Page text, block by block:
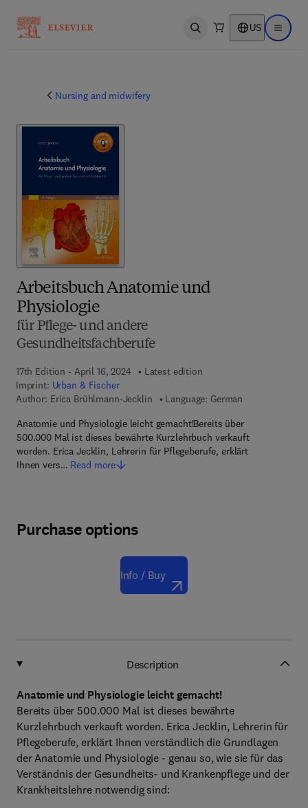
Open search US Open
Nursing and midwifery
Arbeitsbuch Anatomie und
Physiologie
für Pflege- und andere
Gesundheitsfachberufe
17th Edition - April 16, 2024
Latest edition
Imprint: Urban & Fischer
Author: Erica Brühlmann-Jecklin
Language: German
Anatomie und Physiologie leicht gemacht!Bereits über
500.000 Mal ist dieses bewährte Kurzlehrbuch verkauft
worden. Erica Jecklin, Lehrerin für Pflegeberufe, erklärt
Ihnen vers… Read more
Purchase options
Info / Buy
Description
Anatomie und Physiologie leicht gemacht!
Bereits über 500.000 Mal ist dieses bewährte
Kurzlehrbuch verkauft worden. Erica Jecklin, Lehrerin für
Pflegeberufe, erklärt Ihnen verständlich die Grundlagen
der Anatomie und Physiologie ­- genau so, wie sie für das
Verständnis der Gesundheits- und Krankenpflege und der
Krankheitslehre notwendig sind: